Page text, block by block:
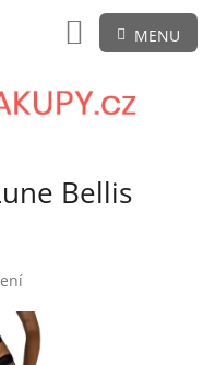
NÁKUPNÍ
KOŠÍK
Bellis